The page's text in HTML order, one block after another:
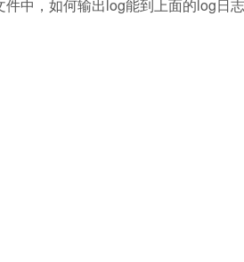
中，如何输出log能到上面的log日